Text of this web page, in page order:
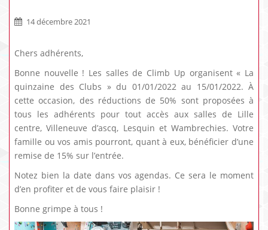
14 décembre 2021
Chers adhérents,
Bonne nouvelle ! Les salles de Climb Up organisent « La
quinzaine des Clubs » du 01/01/2022 au 15/01/2022. À
cette occasion, des réductions de 50% sont proposées à
tous les adhérents pour tout accès aux salles de Lille
centre, Villeneuve d’ascq, Lesquin et Wambrechies. Votre
famille ou vos amis pourront, quant à eux, bénéficier d’une
remise de 15% sur l’entrée.
Notez bien la date dans vos agendas. Ce sera le moment
d’en profiter et de vous faire plaisir !
Bonne grimpe à tous !